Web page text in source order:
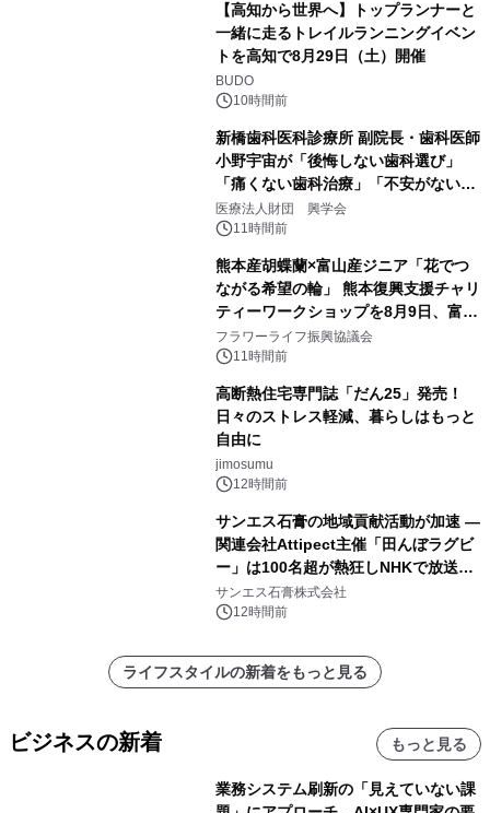
【高知から世界へ】トップランナーと
一緒に走るトレイルランニングイベン
トを高知で8月29日（土）開催
BUDO
10時間前
新橋歯科医科診療所 副院長・歯科医師
小野宇宙が「後悔しない歯科選び」
「痛くない歯科治療」「不安がない治
療計画」をテーマに専門監修
医療法人財団 興学会
11時間前
熊本産胡蝶蘭×富山産ジニア「花でつ
ながる希望の輪」 熊本復興支援チャリ
ティーワークショップを8月9日、富
山・射水で開催
フラワーライフ振興協議会
11時間前
高断熱住宅専門誌「だん25」発売！
日々のストレス軽減、暮らしはもっと
自由に
jimosumu
12時間前
サンエス石膏の地域貢献活動が加速 ―
関連会社Attipect主催「田んぼラグビ
ー」は100名超が熱狂しNHKで放送さ
れました。
サンエス石膏株式会社
12時間前
ライフスタイルの新着をもっと見る
ビジネスの新着 もっと見る
業務システム刷新の「見えていない課